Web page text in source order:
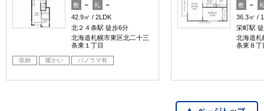
敷 － 礼
－
42.9㎡
2LDK
北２４条駅 徒歩6分
北海道札幌市東区北二十三
条東１丁目
収納 暖かい パノラマ有
敷 －
36.3㎡
栄町駅
北海道札
条東８丁